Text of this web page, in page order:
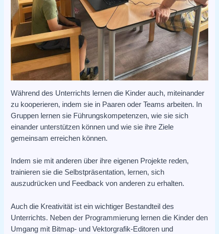
Während des Unterrichts lernen die Kinder auch, miteinander
zu kooperieren, indem sie in Paaren oder Teams arbeiten. In
Gruppen lernen sie Führungskompetenzen, wie sie sich
einander unterstützen können und wie sie ihre Ziele
gemeinsam erreichen können.
Indem sie mit anderen über ihre eigenen Projekte reden,
trainieren sie die Selbstpräsentation, lernen, sich
auszudrücken und Feedback von anderen zu erhalten.
Auch die Kreativität ist ein wichtiger Bestandteil des
Unterrichts. Neben der Programmierung lernen die Kinder den
Umgang mit Bitmap- und Vektorgrafik-Editoren und